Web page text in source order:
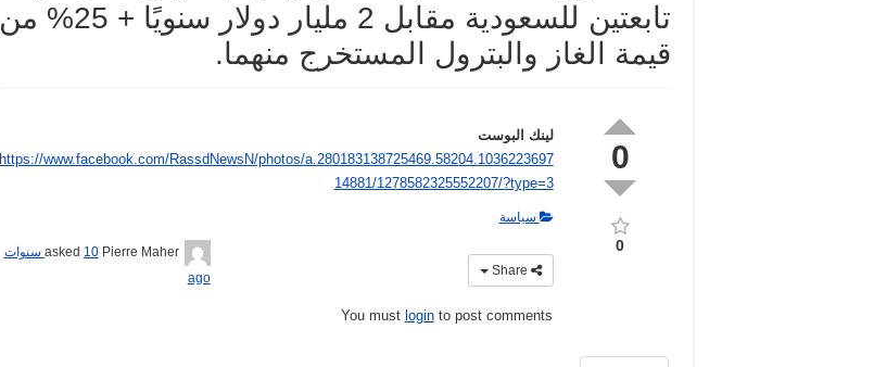
تابعتين للسعودية مقابل 2 مليار دولار سنويًا + 25% من
قيمة الغاز والبترول المستخرج منهما.
0
0
لينك البوست
https://www.facebook.com/RassdNewsN/photos/a.280183138725469.58204.1036223697
14881/1278582325552207/?type=3
سياسة
Pierre Maher
asked
10 سنوات
ago
You must loginto post comments